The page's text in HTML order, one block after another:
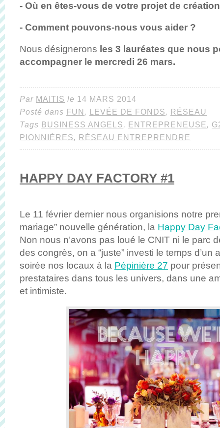
- Où en êtes-vous de votre projet de
- Comment pouvons-nous vous aider ?
Nous désignerons les 3 lauréates que nous
accompagner le mercredi 26 mars.
Par MAITIS le 14 MARS 2014
Posté dans FUN , LEVÉE DE FONDS, RÉSEAU
Tags BUSINESS ANGELS, ENTREPRENEUSE,
PIONNIÈRES, RÉSEAU ENTREPRENDRE
HAPPY DAY FACTORY #1
Le 11 février dernier nous organisions notre
mariage” nouvelle génération, la Happy Day
Non nous n’avons pas loué le CNIT ni le parc
des congrès, on a “juste” investi le temps d’un
soirée nos locaux à la Pépinière 27 pour
prestataires dans tous les univers, dans une
et intimiste.